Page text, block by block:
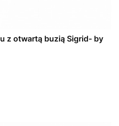
z otwartą buzią Sigrid- by